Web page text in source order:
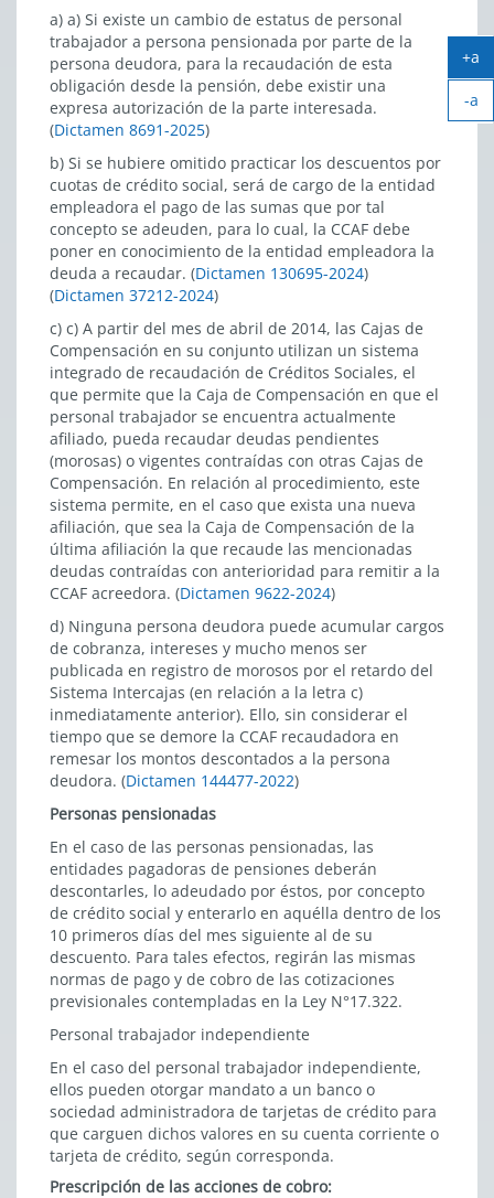
a) a) Si existe un cambio de estatus de personal
trabajador a persona pensionada por parte de la
persona deudora, para la recaudación de esta
obligación desde la pensión, debe existir una
expresa autorización de la parte interesada.
(Dictamen 8691-2025)
b) Si se hubiere omitido practicar los descuentos por
cuotas de crédito social, será de cargo de la entidad
empleadora el pago de las sumas que por tal
concepto se adeuden, para lo cual, la CCAF debe
poner en conocimiento de la entidad empleadora la
deuda a recaudar. (Dictamen 130695-2024)
(Dictamen 37212-2024)
c) c) A partir del mes de abril de 2014, las Cajas de
Compensación en su conjunto utilizan un sistema
integrado de recaudación de Créditos Sociales, el
que permite que la Caja de Compensación en que el
personal trabajador se encuentra actualmente
afiliado, pueda recaudar deudas pendientes
(morosas) o vigentes contraídas con otras Cajas de
Compensación. En relación al procedimiento, este
sistema permite, en el caso que exista una nueva
afiliación, que sea la Caja de Compensación de la
última afiliación la que recaude las mencionadas
deudas contraídas con anterioridad para remitir a la
CCAF acreedora. (Dictamen 9622-2024)
d) Ninguna persona deudora puede acumular cargos
de cobranza, intereses y mucho menos ser
publicada en registro de morosos por el retardo del
Sistema Intercajas (en relación a la letra c)
inmediatamente anterior). Ello, sin considerar el
tiempo que se demore la CCAF recaudadora en
remesar los montos descontados a la persona
deudora. (Dictamen 144477-2022)
Personas pensionadas
En el caso de las personas pensionadas, las
entidades pagadoras de pensiones deberán
descontarles, lo adeudado por éstos, por concepto
de crédito social y enterarlo en aquélla dentro de los
10 primeros días del mes siguiente al de su
descuento. Para tales efectos, regirán las mismas
normas de pago y de cobro de las cotizaciones
previsionales contempladas en la Ley N°17.322.
Personal trabajador independiente
En el caso del personal trabajador independiente,
ellos pueden otorgar mandato a un banco o
sociedad administradora de tarjetas de crédito para
que carguen dichos valores en su cuenta corriente o
tarjeta de crédito, según corresponda.
Prescripción de las acciones de cobro:
+a
-a